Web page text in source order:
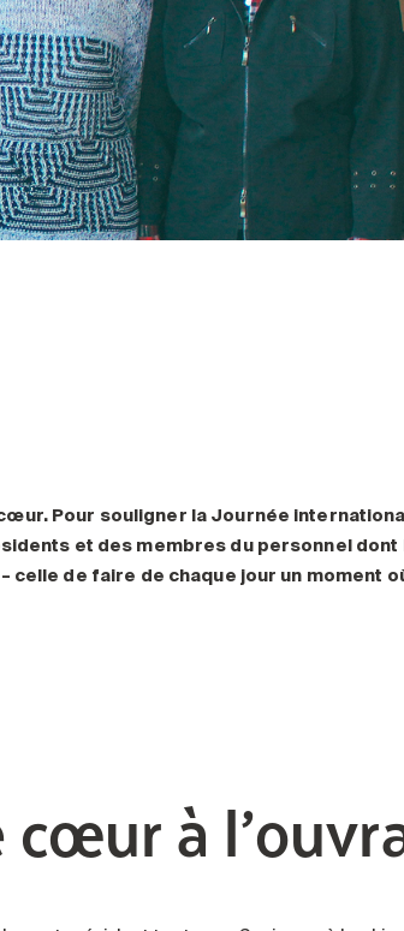
Pour souligner la Journée
et des membres du personnel dont
– celle de faire de chaque jour un moment
à